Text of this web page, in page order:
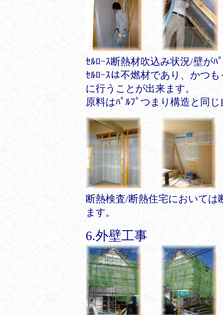
ｾﾙﾛｰｽ断熱材吹込み状況/壁が
ｾﾙﾛｰｽは不燃材であり、かつ
に行うことが出来ます。
原料はﾊﾟﾙﾌﾟつまり構造と同
断熱検査/断熱住宅において
ます。
6.外壁工事